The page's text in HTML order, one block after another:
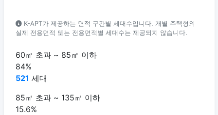
K-APT가 제공하는 면적 구간별 세대수입니다. 개별 주택형의
실제 전용면적 또는 전용면적별 세대수는 제공되지 않습니다.
60㎡ 초과 ~ 85㎡ 이하
84%
521 세대
85㎡ 초과 ~ 135㎡ 이하
15.6%